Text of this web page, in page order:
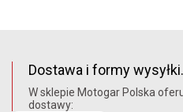
Dostawa i formy wysyłki.
W sklepie Motogar Polska
dostawy: